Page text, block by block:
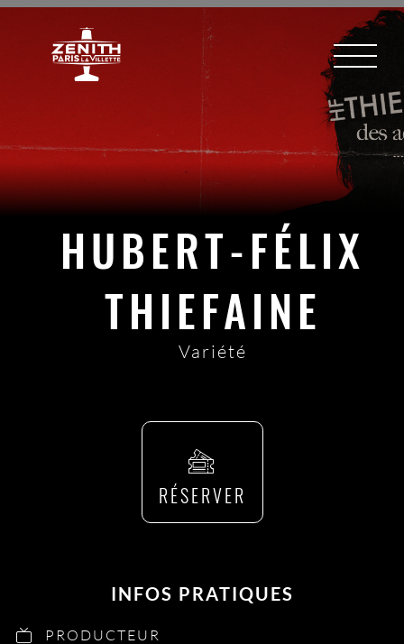
HUBERT-FÉLIX
THIEFAINE
Variété
RÉSERVER
INFOS PRATIQUES
PRODUCTEUR